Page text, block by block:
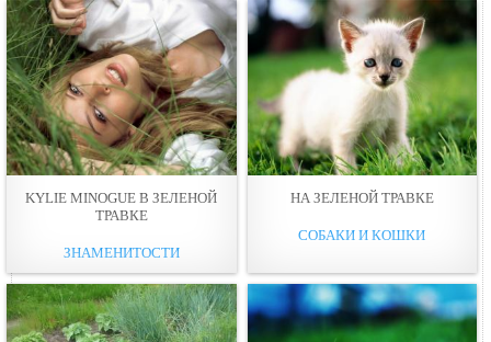
KYLIE MINOGUE В ЗЕЛЕНОЙ
ТРАВКЕ
ЗНАМЕНИТОСТИ
НА ЗЕЛЕНОЙ ТРАВКЕ
СОБАКИ И КОШКИ